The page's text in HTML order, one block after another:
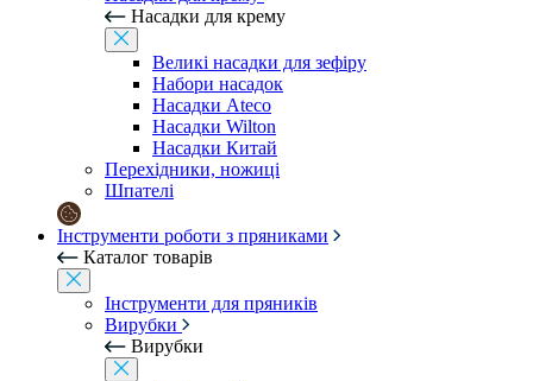
Насадки для крему
Великі насадки для зефіру
Набори насадок
Насадки Ateco
Насадки Wilton
Насадки Китай
Перехідники, ножиці
Шпателі
Інструменти роботи з пряниками
Каталог товарів
Інструменти для пряників
Вирубки
Вирубки